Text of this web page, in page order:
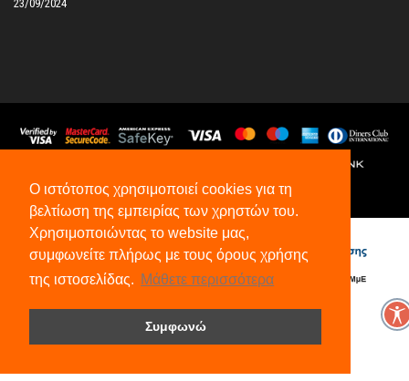
Ο ιστότοπος χρησιμοποιεί cookies για τη
βελτίωση της εμπειρίας των χρηστών του.
Χρησιμοποιώντας το website μας,
συμφωνείτε πλήρως με τους όρους χρήσης
της ιστοσελίδας. Μάθετε περισσότερα
Συμφωνώ
23/09/2024
2026 All Rights Reserved.